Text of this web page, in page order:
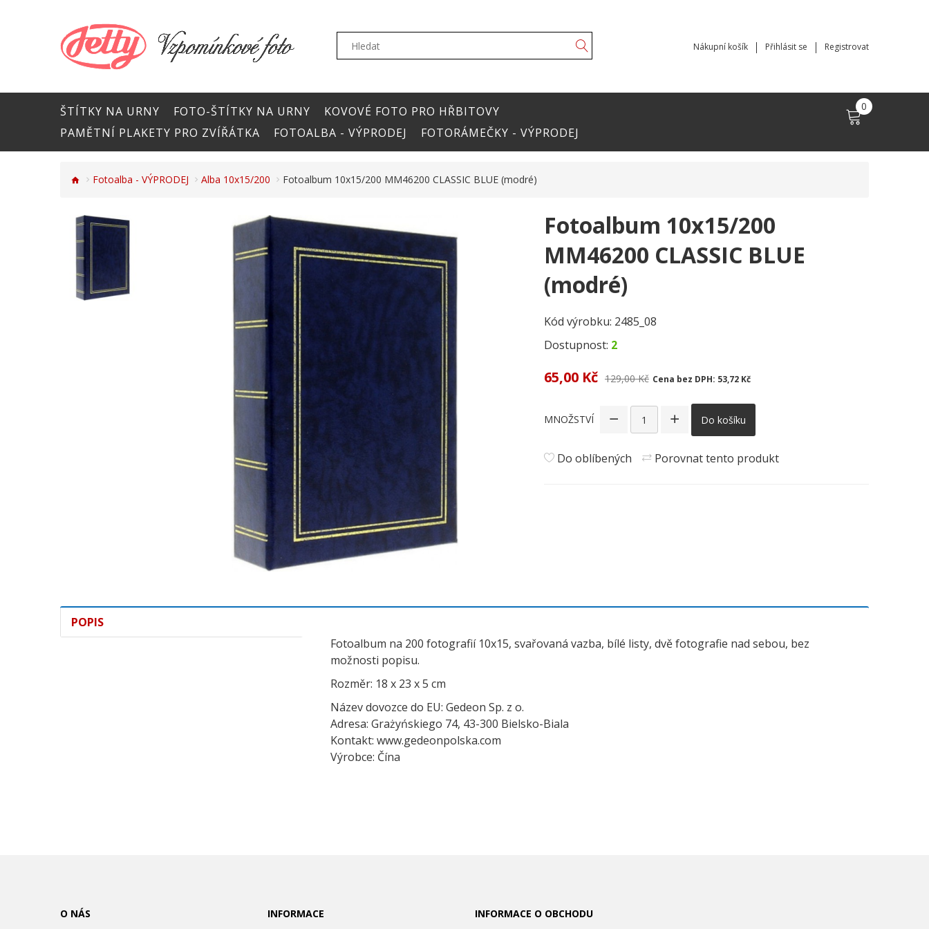
Nákupní košík Přihlásit se Registrovat
ŠTÍTKY NA URNY FOTO-ŠTÍTKY NA URNY
KOVOVÉ FOTO PRO HŘBITOVY
PAMĚTNÍ PLAKETY PRO ZVÍŘÁTKA
FOTOALBA - VÝPRODEJ FOTORÁMEČKY - VÝPRODEJ
0
Fotoalba - VÝPRODEJ Alba 10x15/200 Fotoalbum 10x15/200 MM46200 CLASSIC BLUE (modré)
Fotoalbum 10x15/200
MM46200 CLASSIC BLUE
(modré)
Kód výrobku: 2485_08
Dostupnost: 2
65,00 Kč 129,00 Kč Cena bez DPH: 53,72 Kč
MNOŽSTVÍ Do košíku
Do oblíbených Porovnat tento produkt
POPIS
Fotoalbum na 200 fotografií 10x15, svařovaná vazba, bílé listy, dvě fotografie nad sebou, bez
možnosti popisu.
Rozměr: 18 x 23 x 5 cm
Název dovozce do EU: Gedeon Sp. z o.
Adresa: Grażyńskiego 74, 43-300 Bielsko-Biala
Kontakt: www.gedeonpolska.com
Výrobce: Čína
O NÁS INFORMACE INFORMACE O OBCHODU